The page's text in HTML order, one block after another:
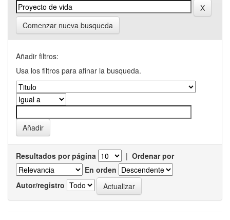
Comenzar nueva busqueda
Añadir filtros:
Usa los filtros para afinar la busqueda.
Resultados por página | Ordenar por
En orden
Autor/registro